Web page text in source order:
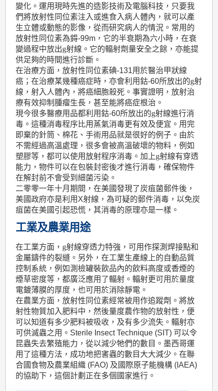
變化。運用現時先進的造影技術及電腦科技，只要我
們將放射性同位素注入或進食入病人體內，就可以產
生立體或動態的影像，從而研究病人的情況。常用的
放射性同位素為鍀-99m，它的半衰期為六小時，在衰
變過程中放出 射線。它的輻射劑量安全之餘，亦能提
供足夠的時間進行診斷。
在治療方面，放射性同位素碘-131用於醫治甲狀線
癌；在治療某幾種癌症時，亦會利用鈷-60所放出的 射
線，射入人體內，將癌細胞殺死。事實證明，放射治
療有效抑制腫瘤生長，甚至能將癌症根治。
現今很多醫療用品都利用鈷-60所放出的 射線進行消
毒。這種消毒程序比用蒸氣消毒更有效及便宜。用完
即棄的針筒、棉花、手術用品就是很好的例子。由於
不需經過高溫處理，很多會被高溫破壞的物料，例如
塑膠等，都可以使用放射程序消毒。加上
射線有穿透
能力，物件可以在包裝封密後才進行消毒，確保物件
在解封前不會受到細菌污染。
二零零一年十月期間，在美國發現了炭疽菌郵件後，
美國政府亦是利用X射線，為可疑的郵件消毒，以免炭
疽菌在美國引起恐慌，其消毒的原理亦是一樣。
工業及農業用途
在工業方面，
射線穿透力特強，可用作探測焊接點和
金屬鑄件的裂縫。另外，在工業生產線上的自動品質
控制系統，例如測檢罐裝飲品內的飲料高度或香煙的
煙草密度等，都廣泛應用了輻射。輻射更可用於量度
電鍍薄膜的厚度，也可用於消除靜電。
在農業方面，放射性同位素經常被用作追蹤劑。將放
射性物質加入肥料中，然後量度農作物的放射性，便
可以知道有多少肥料被吸收，及有多少流失。輻射亦
可供滅蟲之用。Sterile Insect Technique (SIT) 可以令
昆蟲失去繁殖能力，從以減少牠們的數目。墨西哥運
用了這種方法，成功地把害蟲的數目大大減少。在聯
合國食物及農業組織 (FAO) 及國際原子能機構 (IAEA)
的協助下，這個計劃正在多個國家進行。